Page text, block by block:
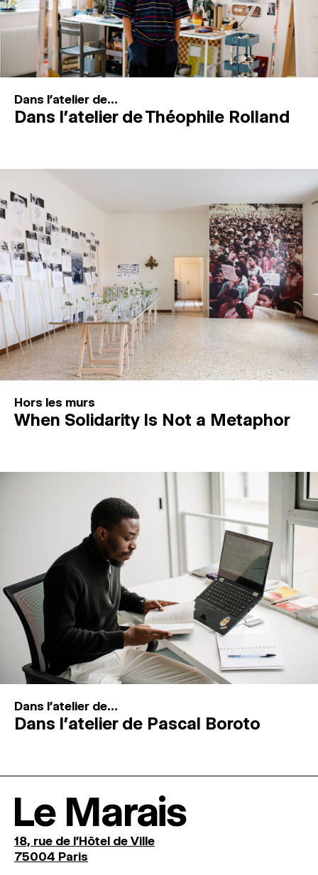
↓
Dans l'atelier de...
Dans l’atelier de Théophile Rolland
Hors les murs
When Solidarity Is Not a Metaphor
Dans l'atelier de...
Dans l’atelier de Pascal Boroto
Le Marais
18, rue de l'Hôtel de Ville
75004 Paris